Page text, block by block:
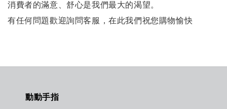
消費者的滿意、舒心是我們最大的渴望。
有任何問題歡迎詢問客服，在此我們祝您購物愉快
動動手指